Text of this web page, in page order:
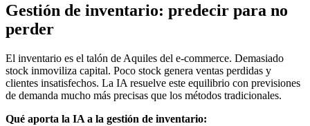
Gestión de inventario: predecir para no
perder
El inventario es el talón de Aquiles del e-commerce. Demasiado
stock inmoviliza capital. Poco stock genera ventas perdidas y
clientes insatisfechos. La IA resuelve este equilibrio con previsiones
de demanda mucho más precisas que los métodos tradicionales.
Qué aporta la IA a la gestión de inventario: